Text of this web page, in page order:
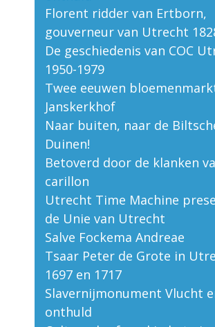
Florent ridder van Ertborn,
gouverneur van Utrecht
De geschiedenis van COC
1950-1979
Twee eeuwen
Janskerkhof
Naar buiten, naar de
Duinen!
Betoverd door de klanken
carillon
Utrecht Time Machine
de Unie van Utrecht
Salve Fockema Andreae
Tsaar Peter de Grote in
1697 en 1717
Slavernijmonument Vlucht
onthuld